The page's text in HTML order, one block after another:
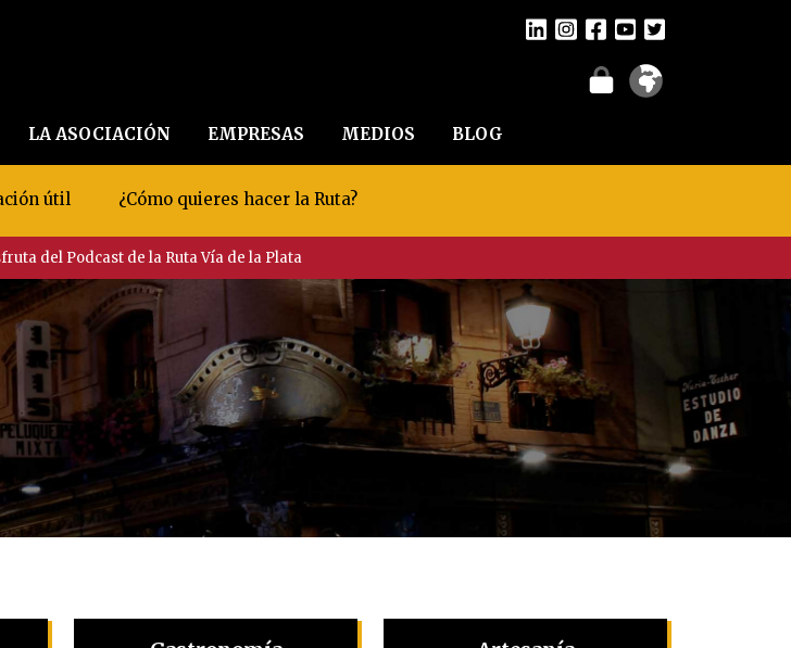
LA ASOCIACIÓN EMPRESAS MEDIOS BLOG
útil ¿Cómo quieres hacer la Ruta?
del Podcast de la Ruta Vía de la Plata